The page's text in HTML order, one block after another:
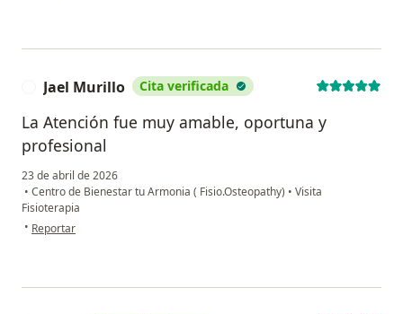
Jael Murillo Cita verificada
La Atención fue muy amable, oportuna y
profesional
23 de abril de 2026
• Centro de Bienestar tu Armonia ( Fisio.Osteopathy) • Visita
Fisioterapia
• en opinión del usuario Jael Murillo
Reportar